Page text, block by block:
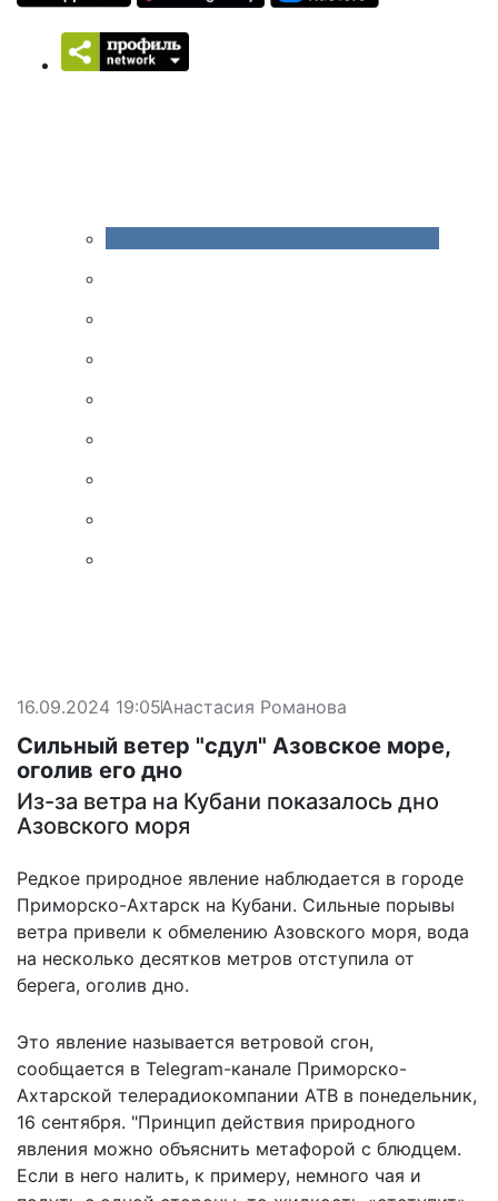
16.09.2024 19:05Анастасия Романова
Сильный ветер "сдул" Азовское море,
оголив его дно
Из-за ветра на Кубани показалось дно
Азовского моря
Редкое природное явление наблюдается в городе
Приморско-Ахтарск на Кубани. Сильные порывы
ветра привели к обмелению Азовского моря, вода
на несколько десятков метров отступила от
берега, оголив дно.
Это явление называется ветровой сгон,
сообщается в Telegram-канале Приморско-
Ахтарской телерадиокомпании АТВ в понедельник,
16 сентября. "Принцип действия природного
явления можно объяснить метафорой с блюдцем.
Если в него налить, к примеру, немного чая и